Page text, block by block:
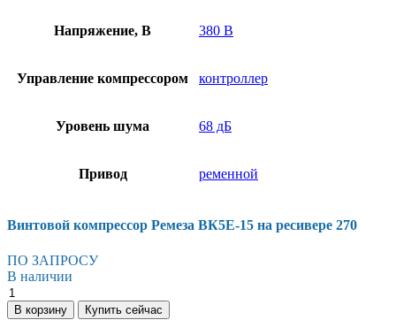
Напряжение, В 380 В
Управление компрессором контроллер
Уровень шума 68 дБ
Привод ременной
Винтовой компрессор Ремеза ВК5E-15 на ресивере 270
ПО ЗАПРОСУ
В наличии
Винтовой
компрессор
В корзину Купить сейчас